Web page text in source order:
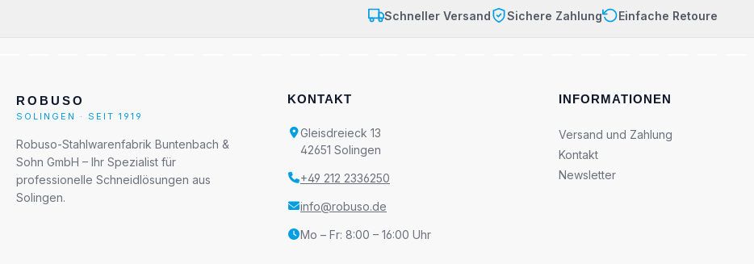
Schneller Versand Sichere Zahlung Einfache Retoure
ROBUSO
SOLINGEN · SEIT 1919
Robuso-Stahlwarenfabrik Buntenbach &
Sohn GmbH – Ihr Spezialist für
professionelle Schneidlösungen aus
Solingen.
KONTAKT
Gleisdreieck 13
42651 Solingen
+49 212 2336250
info@robuso.de
Mo – Fr: 8:00 – 16:00 Uhr
INFORMATIONEN
Versand und Zahlung
Kontakt
Newsletter